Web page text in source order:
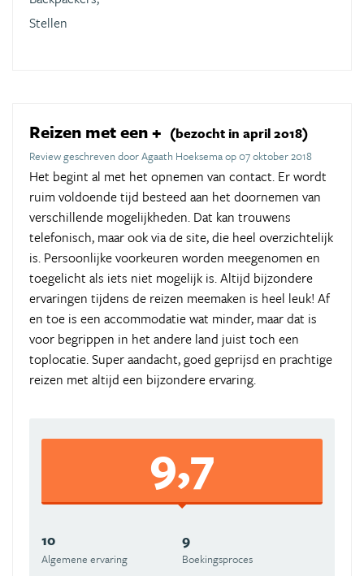
Stellen
Reizen met een + (bezocht in april 2018)
Review geschreven door Agaath Hoeksema op 07 oktober 2018
Het begint al met het opnemen van contact. Er wordt
ruim voldoende tijd besteed aan het doornemen van
verschillende mogelijkheden. Dat kan trouwens
telefonisch, maar ook via de site, die heel overzichtelijk
is. Persoonlijke voorkeuren worden meegenomen en
toegelicht als iets niet mogelijk is. Altijd bijzondere
ervaringen tijdens de reizen meemaken is heel leuk! Af
en toe is een accommodatie wat minder, maar dat is
voor begrippen in het andere land juist toch een
toplocatie. Super aandacht, goed geprijsd en prachtige
reizen met altijd een bijzondere ervaring.
9,7
10
Algemene ervaring
9
Boekingsproces